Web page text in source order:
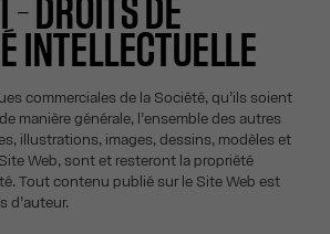
– DROITS DE
INTELLECTUELLE
commerciales de la Société, qu’ils soient
manière générale, l’ensemble des autres
illustrations, images, dessins, modèles et
Web, sont et resteront la propriété
Tout contenu publié sur le Site Web est
d’auteur.